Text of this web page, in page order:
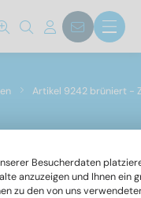
Artikel 9242 brüniert -
Besucherdaten
anzuzeigen und Ihnen ein
zu den von uns